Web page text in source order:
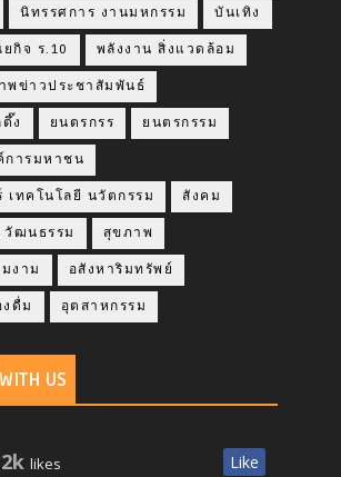
นิทรรศการ งานมหกรรม บันเทิง
กิจ ร.10 พลังงาน สิ่งแวดล้อม
พข่าวประชาสัมพันธ์
ง ยนตรกรร ยนตรกรรม
การมหาชน
เทคโนโลยี นวัตกรรม สังคม
วัฒนธรรม สุขภาพ
งาม อสังหาริมทรัพย์
งดื่ม อุตสาหกรรม
US
likes Like